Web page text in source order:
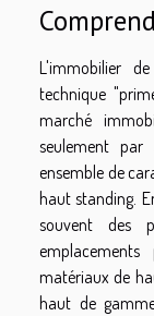
L'immobilier
technique
marché
seulement
ensemble de
haut standing.
souvent des
matériaux de
haut de